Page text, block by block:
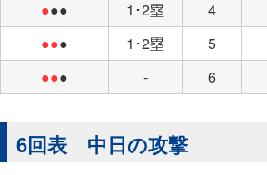
●●● 1･2塁 4
●●● 1･2塁 5
●●● - 6
6回表 中日の攻撃